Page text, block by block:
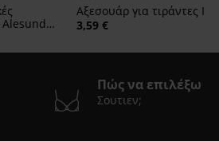
Alesund
Αξεσουάρ για τιράντες Ι
3,59 €
Πώς να επιλέξω
Σουτιεν;